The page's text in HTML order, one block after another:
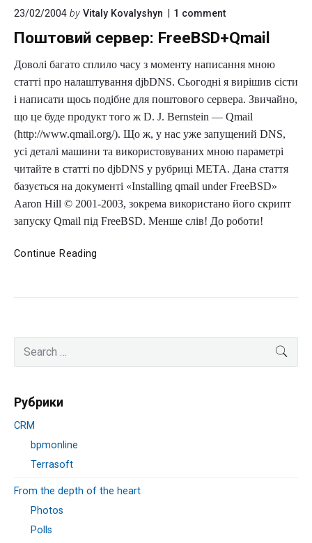
23/02/2004 by Vitaly Kovalyshyn 1 commenton
сервер:
Поштовий сервер: FreeBSD+Qmail
Доволі багато сплило часу з моменту написання мною
статті про налаштування djbDNS. Сьогодні я вирішив сісти
і написати щось подібне для поштового сервера. Звичайно,
що це буде продукт того ж D. J. Bernstein — Qmail
(http://www.qmail.org/). Що ж, у нас уже запущений DNS,
усі деталі машини та використовуваних мною параметрі
читайте в статті по djbDNS у рубриці МЕТА. Дана стаття
базується на документі «Installing qmail under FreeBSD»
Aaron Hill © 2001-2003, зокрема використано його скрипт
запуску Qmail під FreeBSD. Менше слів! До роботи!
Continue Reading
Sidebar
for:
Рубрики
CRM
bpmonline
Terrasoft
From the depth of the heart
Photos
Polls